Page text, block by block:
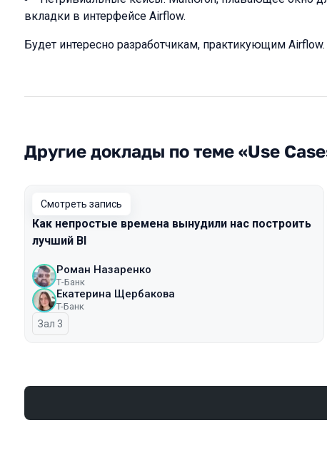
вкладки в интерфейсе Airflow.
Будет интересно разработчикам, практикующим Airflow.
Другие доклады по теме «Use
Смотреть запись
Как непростые времена вынудили нас построить
лучший BI
Роман Назаренко
Т-Банк
Екатерина Щербакова
T-Банк
Зал 3